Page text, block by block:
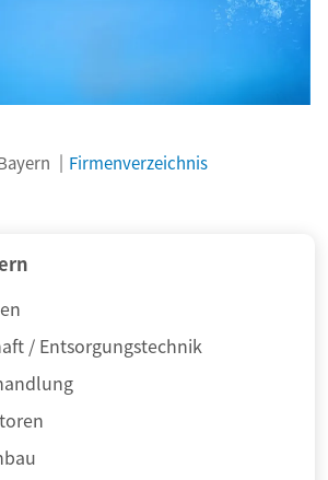
Firmenverzeichnis
/ Entsorgungstechnik